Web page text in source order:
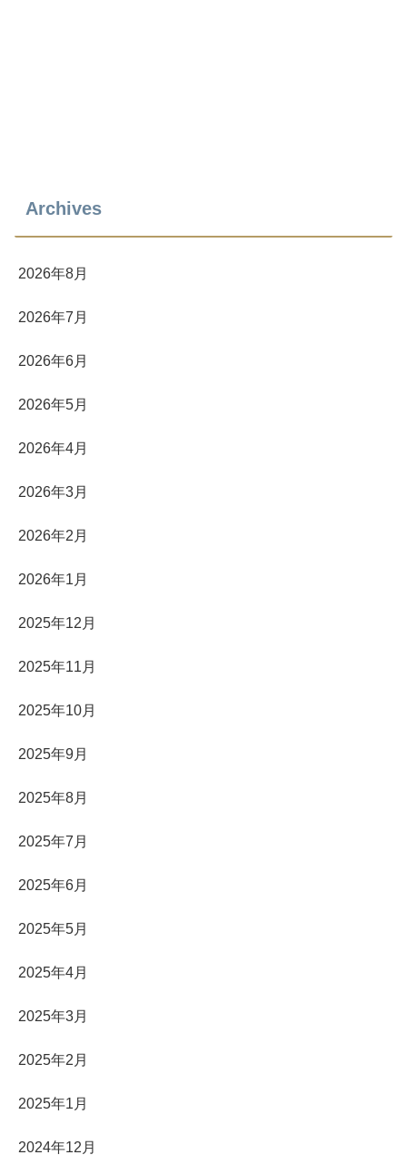
Archives
2026年8月
2026年7月
2026年6月
2026年5月
2026年4月
2026年3月
2026年2月
2026年1月
2025年12月
2025年11月
2025年10月
2025年9月
2025年8月
2025年7月
2025年6月
2025年5月
2025年4月
2025年3月
2025年2月
2025年1月
2024年12月